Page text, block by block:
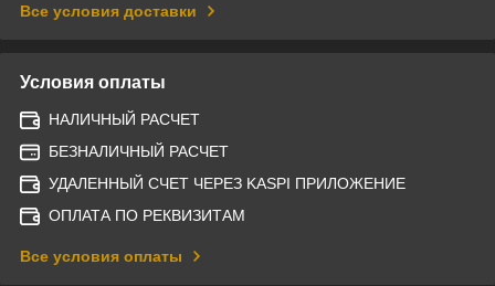
Все условия доставки
Условия оплаты
НАЛИЧНЫЙ РАСЧЕТ
БЕЗНАЛИЧНЫЙ РАСЧЕТ
УДАЛЕННЫЙ СЧЕТ ЧЕРЕЗ KASPI ПРИЛОЖЕНИЕ
ОПЛАТА ПО РЕКВИЗИТАМ
Все условия оплаты